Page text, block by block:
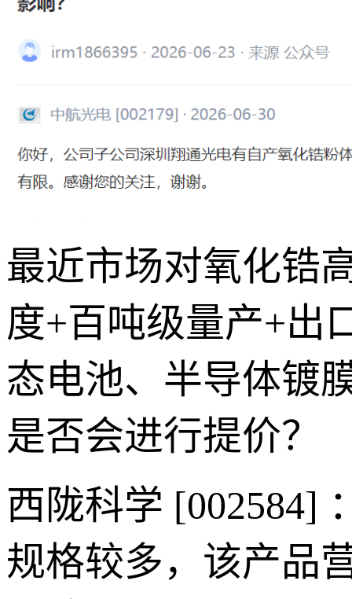
最近市场对氧化锆
度+百吨级量产+出
态电池、半导体镀
是否会进行提价？
西陇科学 [002584]
规格较多，该产品